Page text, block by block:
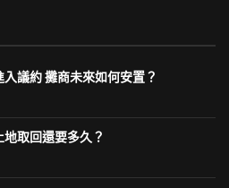
議約 攤商未來如何安置？
取回還要多久？